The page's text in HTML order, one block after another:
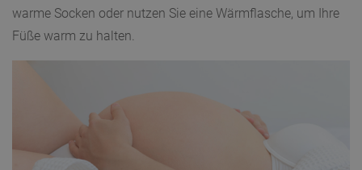
warme Socken oder nutzen Sie eine Wärmflasche, um Ihre
Füße warm zu halten.